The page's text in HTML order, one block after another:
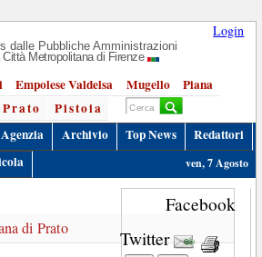
Login
dalle Pubbliche Amministrazioni
Città Metropolitana di Firenze
Empolese Valdelsa Mugello
Piana
Prato
Pistoia
Agenzia Archivio Top News
Redattori
ven, 7 Agosto
Facebook
Twitter
di Prato